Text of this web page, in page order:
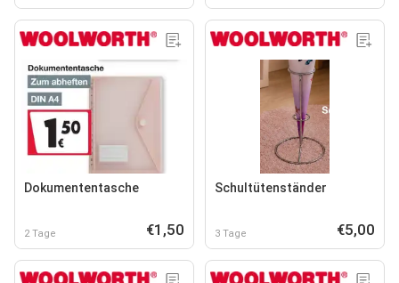
Dokumententasche
2 Tage €1,50
Schultütenständer
3 Tage €5,00